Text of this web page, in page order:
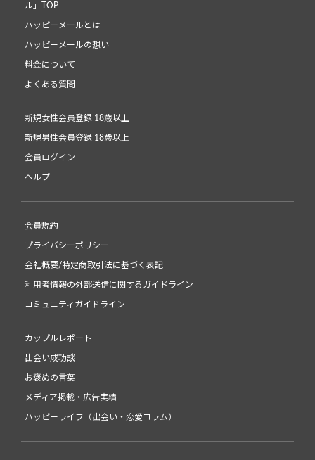
ル」TOP
ハッピーメールとは
ハッピーメールの想い
料金について
よくある質問
新規女性会員登録 18歳以上
新規男性会員登録 18歳以上
会員ログイン
ヘルプ
会員規約
プライバシーポリシー
会社概要/特定商取引法に基づく表記
利用者情報の外部送信に関するガイドライン
コミュニティガイドライン
カップルレポート
出会い成功談
お褒めの言葉
メディア掲載・広告実績
ハッピーライフ（出会い・恋愛コラム）